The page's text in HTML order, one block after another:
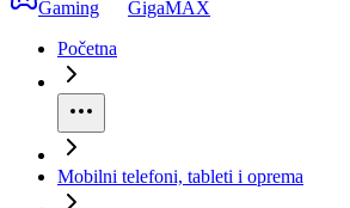
Gaming
GigaMAX
Početna
Mobilni telefoni, tableti i oprema